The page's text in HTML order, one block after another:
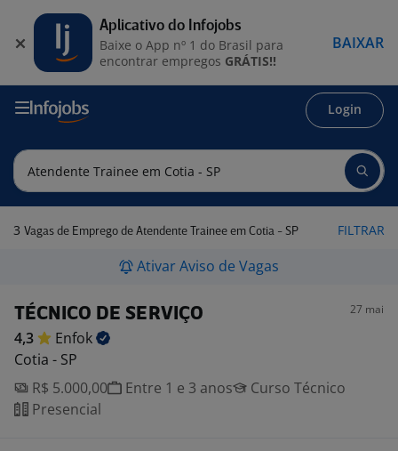
Login
3 Vagas de Emprego de Atendente Trainee em Cotia - SP FILTRAR
Ativar Aviso de Vagas
TÉCNICO DE SERVIÇO 27 mai
4,3
Enfok
Cotia - SP
R$ 5.000,00
Entre 1 e 3 anos
Curso Técnico
Presencial
Aplicativo do Infojobs
Baixe o App nº 1 do Brasil para
encontrar empregos GRÁTIS!!
BAIXAR